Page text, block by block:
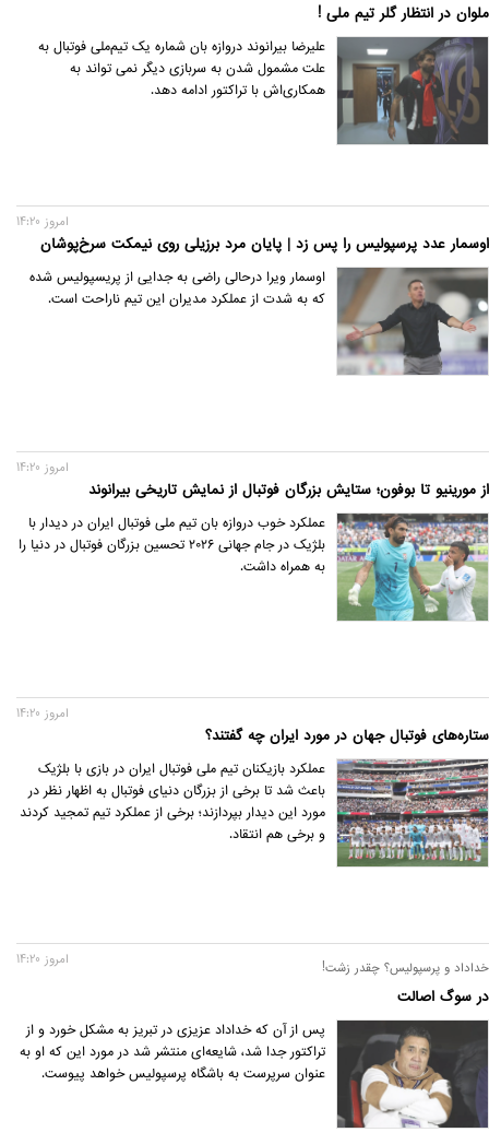
ملوان در انتظار گلر تیم ملی !
علیرضا بیرانوند دروازه بان شماره یک تیم‌ملی فوتبال به
علت مشمول شدن به سربازی دیگر نمی تواند به
همکاری‌اش با تراکتور ادامه دهد.
اوسمار عدد پرسپولیس را پس زد | پایان مرد برزیلی روی نیمکت سرخ‌پوشان
امروز 14:20
اوسمار ویرا درحالی راضی به جدایی از پریسپولیس شده
که به شدت از عملکرد مدیران این تیم ناراحت است.
از مورینیو تا بوفون؛ ستایش بزرگان فوتبال از نمایش تاریخی بیرانوند
امروز 14:20
عملکرد خوب دروازه بان تیم ملی فوتبال ایران در دیدار با
بلژیک در جام جهانی ۲۰۲۶ تحسین بزرگان فوتبال در دنیا را
به همراه داشت.
ستاره‌های فوتبال جهان در مورد ایران چه گفتند؟
امروز 14:20
عملکرد بازیکنان تیم ملی فوتبال ایران در بازی با بلژیک
باعث شد تا برخی از بزرگان دنیای فوتبال به اظهار نظر در
مورد این دیدار بپردازند؛ برخی از عملکرد تیم تمجید کردند
و برخی هم انتقاد.
خداداد و پرسپولیس؟ چقدر زشت!
در سوگ اصالت
امروز 14:20
پس از آن که خداداد عزیزی در تبریز به مشکل خورد و از
تراکتور جدا شد، شایعه‌ای منتشر شد در مورد این که او به
عنوان سرپرست به باشگاه پرسپولیس خواهد پیوست.